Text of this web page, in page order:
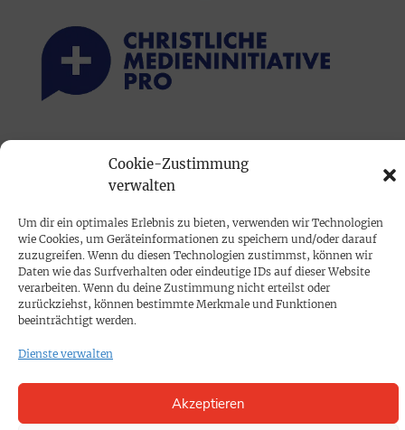
Cookie-Zustimmung
verwalten
Um dir ein optimales Erlebnis zu bieten, verwenden wir Technologien
wie Cookies, um Geräteinformationen zu speichern und/oder darauf
zuzugreifen. Wenn du diesen Technologien zustimmst, können wir
Daten wie das Surfverhalten oder eindeutige IDs auf dieser Website
verarbeiten. Wenn du deine Zustimmung nicht erteilst oder
zurückziehst, können bestimmte Merkmale und Funktionen
beeinträchtigt werden.
Dienste verwalten
Akzeptieren
PROKOMPAKT
Impressum
SPENDEN
KONTAKT